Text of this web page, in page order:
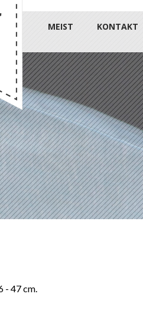
MEIST KONTAKT
- 47 cm.